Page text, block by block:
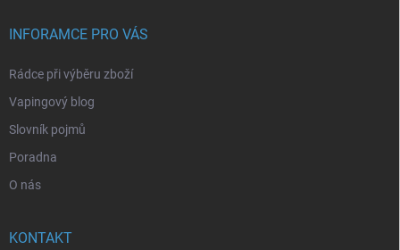
INFORAMCE PRO VÁS
Rádce při výběru zboží
Vapingový blog
Slovník pojmů
Poradna
O nás
KONTAKT